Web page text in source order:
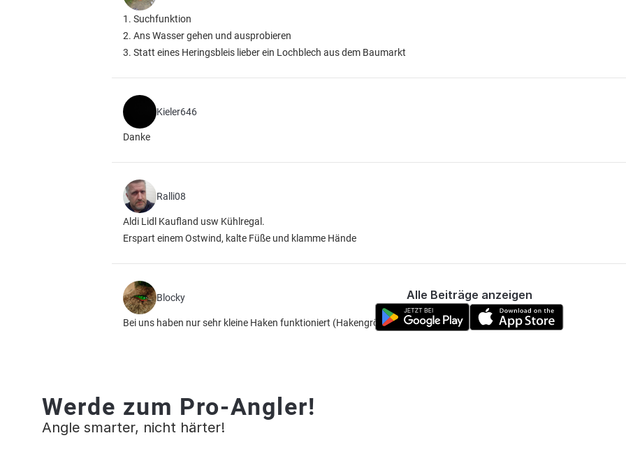
1. Suchfunktion
2. Ans Wasser gehen und ausprobieren
3. Statt eines Heringsbleis lieber ein Lochblech aus dem Baumarkt
Kieler646
Danke
Ralli08
Aldi Lidl Kaufland usw Kühlregal.
Erspart einem Ostwind, kalte Füße und klamme Hände
Blocky
Bei uns haben nur sehr kleine Haken funktioniert (Hakengröße 14-12)
Alle Beiträge anzeigen
Werde zum Pro-Angler!
Angle smarter, nicht härter!